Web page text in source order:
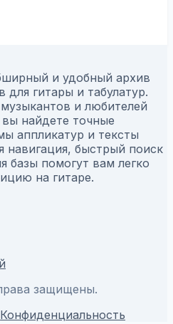
и удобный архив
для гитары и табулатур.
и любителей
найдете точные
аппликатур и тексты
навигация, быстрый поиск
базы помогут вам легко
на гитаре.
защищены.
Конфиденциальность